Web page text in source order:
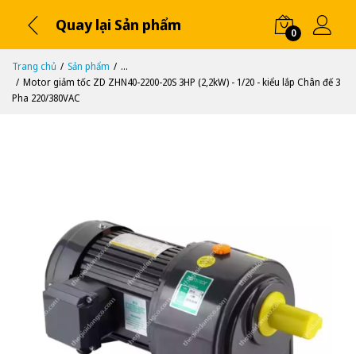
Quay lại Sản phẩm 0
Trang chủ Sản phẩm
...
Motor giảm tốc ZD ZHN40-2200-20S 3HP (2,2kW) - 1/20 - kiểu lắp Chân đế 3
Pha 220/380VAC